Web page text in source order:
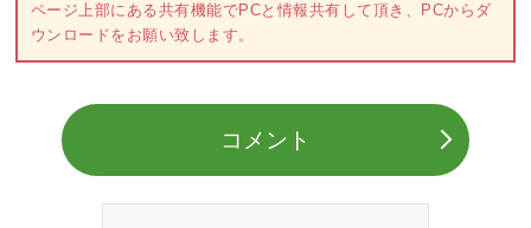
ページ上部にある共有機能でPCと情報共有して頂き、PCからダ
ウンロードをお願い致します。
コメント